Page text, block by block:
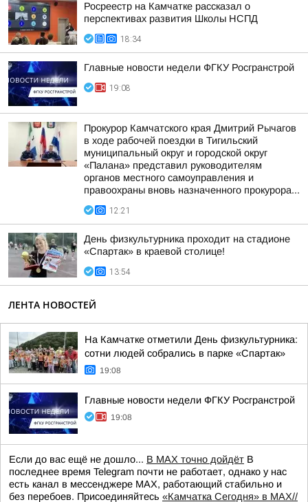
Росреестр на Камчатке рассказал о
перспективах развития Школы НСПД
18:34
Главные новости недели ФГКУ Росгранстрой
19:08
Прокурор Камчатского края Дмитрий Рычагов
в ходе рабочей поездки в Тигильский
муниципальный округ и городской округ
«Палана» представил руководителям
органов местного самоуправления и
правоохраны вновь назначенного прокурора...
12:21
День физкультурника проходит на стадионе
«Спартак» в краевой столице!
13:54
ЛЕНТА НОВОСТЕЙ
На Камчатке отметили День физкультурника:
сотни людей собрались в парке «Спартак»
19:08
Главные новости недели ФГКУ Росгранстрой
19:08
Если до вас ещё не дошло... В MAX точно дойдёт В
последнее время Telegram почти не работает, однако у нас
есть канал в мессенджере MAX, работающий стабильно и
без перебоев. Присоединяйтесь «Камчатка Сегодня» в MAX//